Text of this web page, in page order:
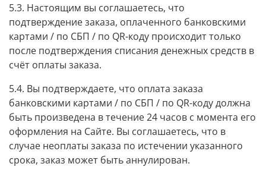
5.3. Настоящим вы соглашаетесь, что
подтверждение заказа, оплаченного банковскими
картами / по СБП / по QR-коду происходит только
после подтверждения списания денежных средств в
счёт оплаты заказа.
5.4. Вы подтверждаете, что оплата заказа
банковскими картами / по СБП / по QR-коду должна
быть произведена в течение 24 часов с момента его
оформления на Сайте. Вы соглашаетесь, что в
случае неоплаты заказа по истечении указанного
срока, заказ может быть аннулирован.